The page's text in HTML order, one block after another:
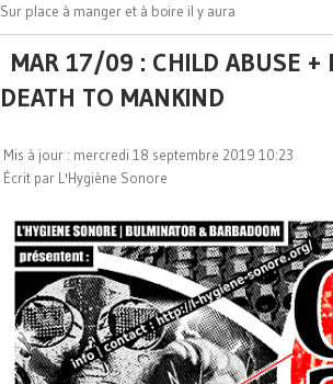
Sur place à manger et à boire il y aura
MAR 17/09 : CHILD ABUSE +
DEATH TO MANKIND
Mis à jour : mercredi 18 septembre 2019 10:23
Écrit par L'Hygiène Sonore